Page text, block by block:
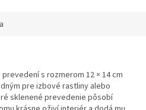
s rozmerom 12 × 14 cm
pre izbové rastliny alebo
sklenené prevedenie pôsobí